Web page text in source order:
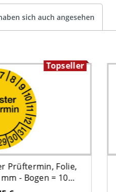
sich auch angesehen
Topseller
Prüftermin, Folie,
- Bogen = 10